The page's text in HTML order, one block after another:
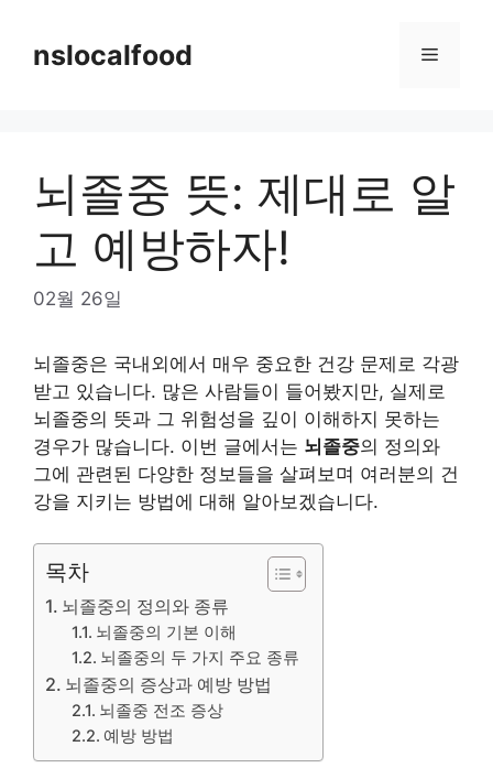
contentnslocalfood Menu
뇌졸중 뜻: 제대로 알
고 예방하자!
02월 26일
뇌졸중은 국내외에서 매우 중요한 건강 문제로 각광
받고 있습니다. 많은 사람들이 들어봤지만, 실제로
뇌졸중의 뜻과 그 위험성을 깊이 이해하지 못하는
경우가 많습니다. 이번 글에서는 뇌졸중의 정의와
그에 관련된 다양한 정보들을 살펴보며 여러분의 건
강을 지키는 방법에 대해 알아보겠습니다.
목차
뇌졸중의 정의와 종류
뇌졸중의 기본 이해
뇌졸중의 두 가지 주요 종류
뇌졸중의 증상과 예방 방법
뇌졸중 전조 증상
예방 방법